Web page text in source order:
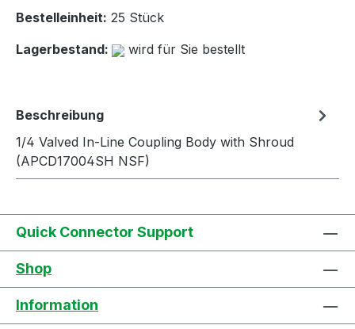
Bestelleinheit: 25 Stück
Lagerbestand:
wird für Sie bestellt
Beschreibung
1/4 Valved In-Line Coupling Body with Shroud
(APCD17004SH NSF)
Quick Connector Support
Shop
Information